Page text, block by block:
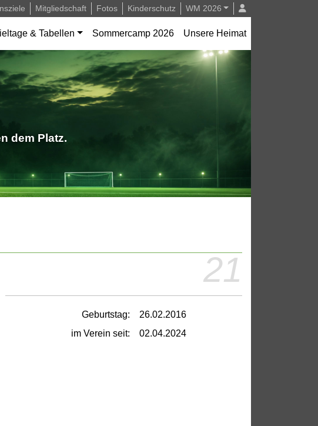
Mitgliedschaft Fotos Kinderschutz WM 2026
& Tabellen Sommercamp 2026 Unsere Heimat
dem Platz.
21
Geburtstag:
26.02.2016
im Verein seit:
02.04.2024